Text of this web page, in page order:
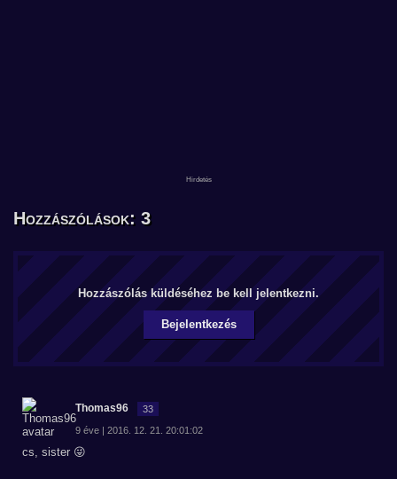
Hozzászólások: 3
Hozzászólás küldéséhez be kell jelentkezni.
Bejelentkezés
Thomas96 33
9 éve | 2016. 12. 21. 20:01:02
cs, sister 😜